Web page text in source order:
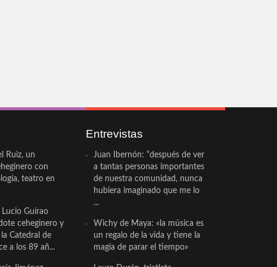
Ruiz, un
con
teatro en
Lucio Guirao
ceheginero y
Catedral de
a los 89 añ...
Entrevistas
Juan Ibernón: “después de ver
a tantas personas importantes
de nuestra comunidad, nunca
hubiera imaginado que me lo
...
Wichy de Maya: «la música es
un regalo de la vida y tiene la
magia de parar el tiempo»